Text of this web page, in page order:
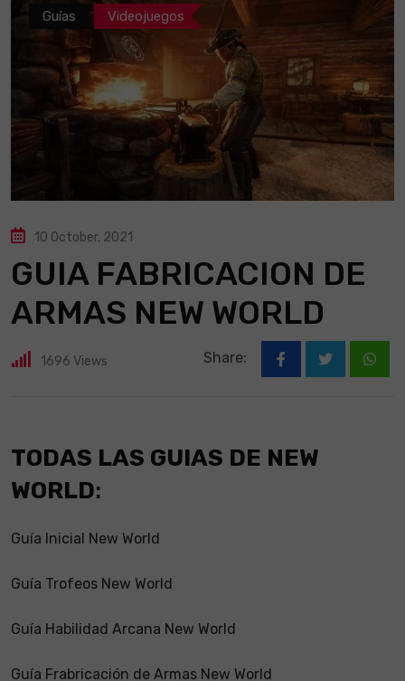
Guías Videojuegos
10 October, 2021
GUIA FABRICACION DE
ARMAS NEW WORLD
1696 Views Share:
TODAS LAS GUIAS DE NEW
WORLD:
Guía Inicial New World
Guía Trofeos New World
Guía Habilidad Arcana New World
Guía Frabricación de Armas New World